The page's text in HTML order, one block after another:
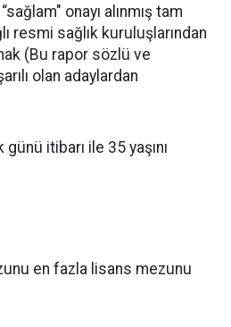
onayı alınmış tam
resmi sağlık kuruluşlarından
(Bu rapor sözlü ve
olan adaylardan
itibarı ile 35 yaşını
en fazla lisans mezunu